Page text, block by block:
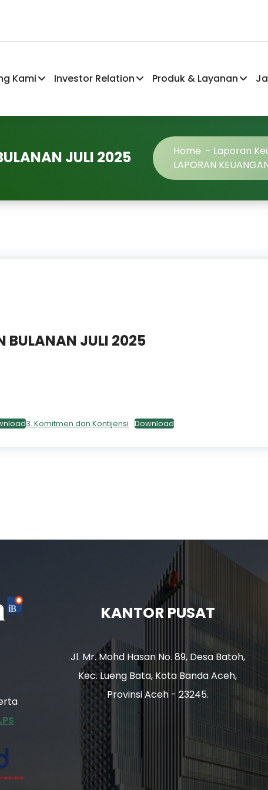
Kami Investor Relation Produk & Layanan
JULI 2025 Home - Laporan
LAPORAN
BULANAN JULI 2025
3. Komitmen dan Kontijensi Download
KANTOR PUSAT
Jl. Mr. Mohd Hasan No. 89, Desa Batoh,
Kec. Lueng Bata, Kota Banda Aceh,
Provinsi Aceh - 23245.